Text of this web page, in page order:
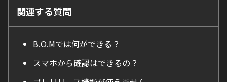
関連する質問
B.O.Mでは何ができる？
スマホから確認はできるの？